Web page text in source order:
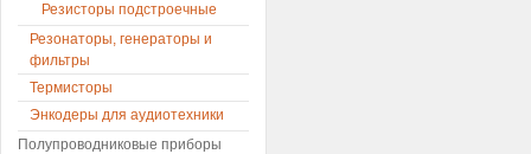
Резисторы подстроечные
Резонаторы, генераторы и
фильтры
Термисторы
Энкодеры для аудиотехники
Полупроводниковые приборы